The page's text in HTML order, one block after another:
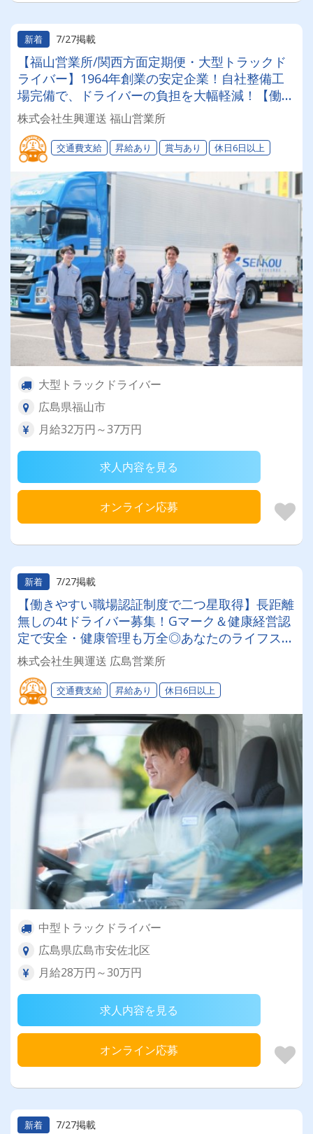
新着 7/27掲載
【福山営業所/関西方面定期便・大型トラックド
ライバー】1964年創業の安定企業！自社整備工
場完備で、ドライバーの負担を大幅軽減！【働き
やすい職場制度＆健康経営優良法人認定企業】無
理なく長期的に働ける環境が自慢です◎
株式会社生興運送 福山営業所
交通費支給 昇給あり 賞与あり 休日6日以上
大型トラックドライバー
広島県福山市
月給32万円～37万円
求人内容を見る
オンライン応募
新着 7/27掲載
【働きやすい職場認証制度で二つ星取得】長距離
無しの4tドライバー募集！Gマーク＆健康経営認
定で安全・健康管理も万全◎あなたのライフステ
ージに合わせて「選べる働き方」が魅力の安定企
業！
株式会社生興運送 広島営業所
交通費支給 昇給あり 休日6日以上
中型トラックドライバー
広島県広島市安佐北区
月給28万円～30万円
求人内容を見る
オンライン応募
新着 7/27掲載